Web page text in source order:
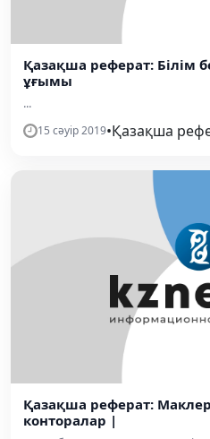
Қазақша реферат: Білім
ұғымы
...
15 сәуір 2019•Қазақша
Қазақша реферат:
конторалар |